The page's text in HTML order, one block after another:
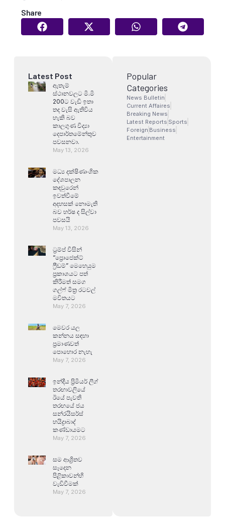
Share
Latest Post
ඇතැම්
ස්ථානවලට මි.මි
200ට වැඩි ඉතා
තද වැසි ඇතිවිය
හැකි බව
කාලගුණ විද්‍යා
දෙපාර්තමේන්තුව
පවසනවා.
May 13, 2026
මධ්‍ය දක්ෂිණාංශික
දේශපාලන
කඳවුරෙන්
ඉවත්වීමේ
අදහසක් නොමැති
බව හර්ෂ ද සිල්වා
පවසයි
May 13, 2026
ට්‍රම්ප් විසින්
“ප්‍රොජෙක්ට්
ෆ්‍රීඩම්” මෙහෙයුම
ප්‍රකාශයට පත්
කිරීමත් සමග
ගල්ෆ් මිත්‍ර රටවල්
මවිතයට
May 7, 2026
මෙවර යල
කන්නය සඳහා
ප්‍රමාණවත්
පොහොර නැහැ
May 7, 2026
ඉන්දීය ප්‍රිමියර් ලීග්
තරඟාවලියේ
ඊයේ පැවති
තරඟයේ ජය
සන්රයිසර්ස්
හයිද්‍රාබාද්
කණ්ඩායමට
May 7, 2026
සම ආශ්‍රිතව
සෑදෙන
පිළිකාවන්හි
වැඩිවීමක්
May 7, 2026
Popular
Categories
News Bulletin
Current Affaires
Breaking News
Latest Reports Sports
Foreign Business
Entertainment